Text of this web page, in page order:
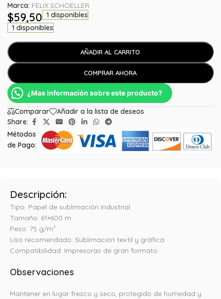
Marca: FELIX SCHOELLER
$59,50 1 disponibles
1 disponibles
AÑADIR AL CARRITO
COMPRAR AHORA
¿Mas información sobre este producto?
Comparar
Añadir a la lista de deseos
Share:
Métodos
de Pago:
Descripción:
Tipo: Papel de sublimación industrial
Tamaño: 61×600 m
Peso: 75 g/m²
Uso recomendado: Sublimación textil y gráfica
Compatibilidad: Impresoras de gran formato
Observaciones
Mantener en lugar fresco y seco, protegido de humedad y